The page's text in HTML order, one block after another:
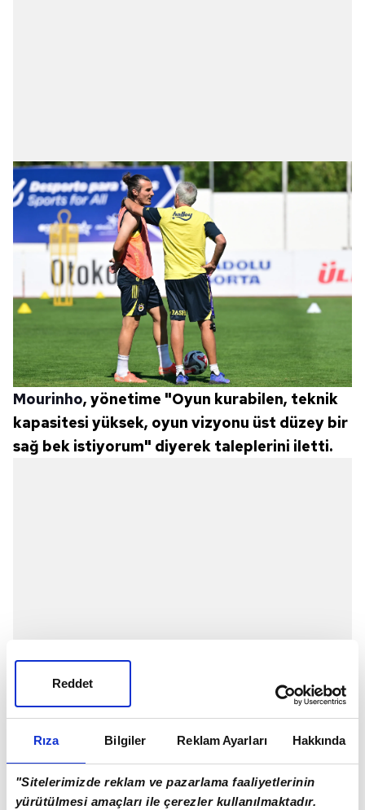
Rıza Bilgiler Reklam Ayarları Hakkında
"Sitelerimizde reklam ve pazarlama faaliyetlerinin
yürütülmesi amaçları ile çerezler kullanılmaktadır.
Reddet
Mourinho, yönetime "Oyun kurabilen, teknik
kapasitesi yüksek, oyun vizyonu üst düzey bir
sağ bek istiyorum" diyerek taleplerini iletti.